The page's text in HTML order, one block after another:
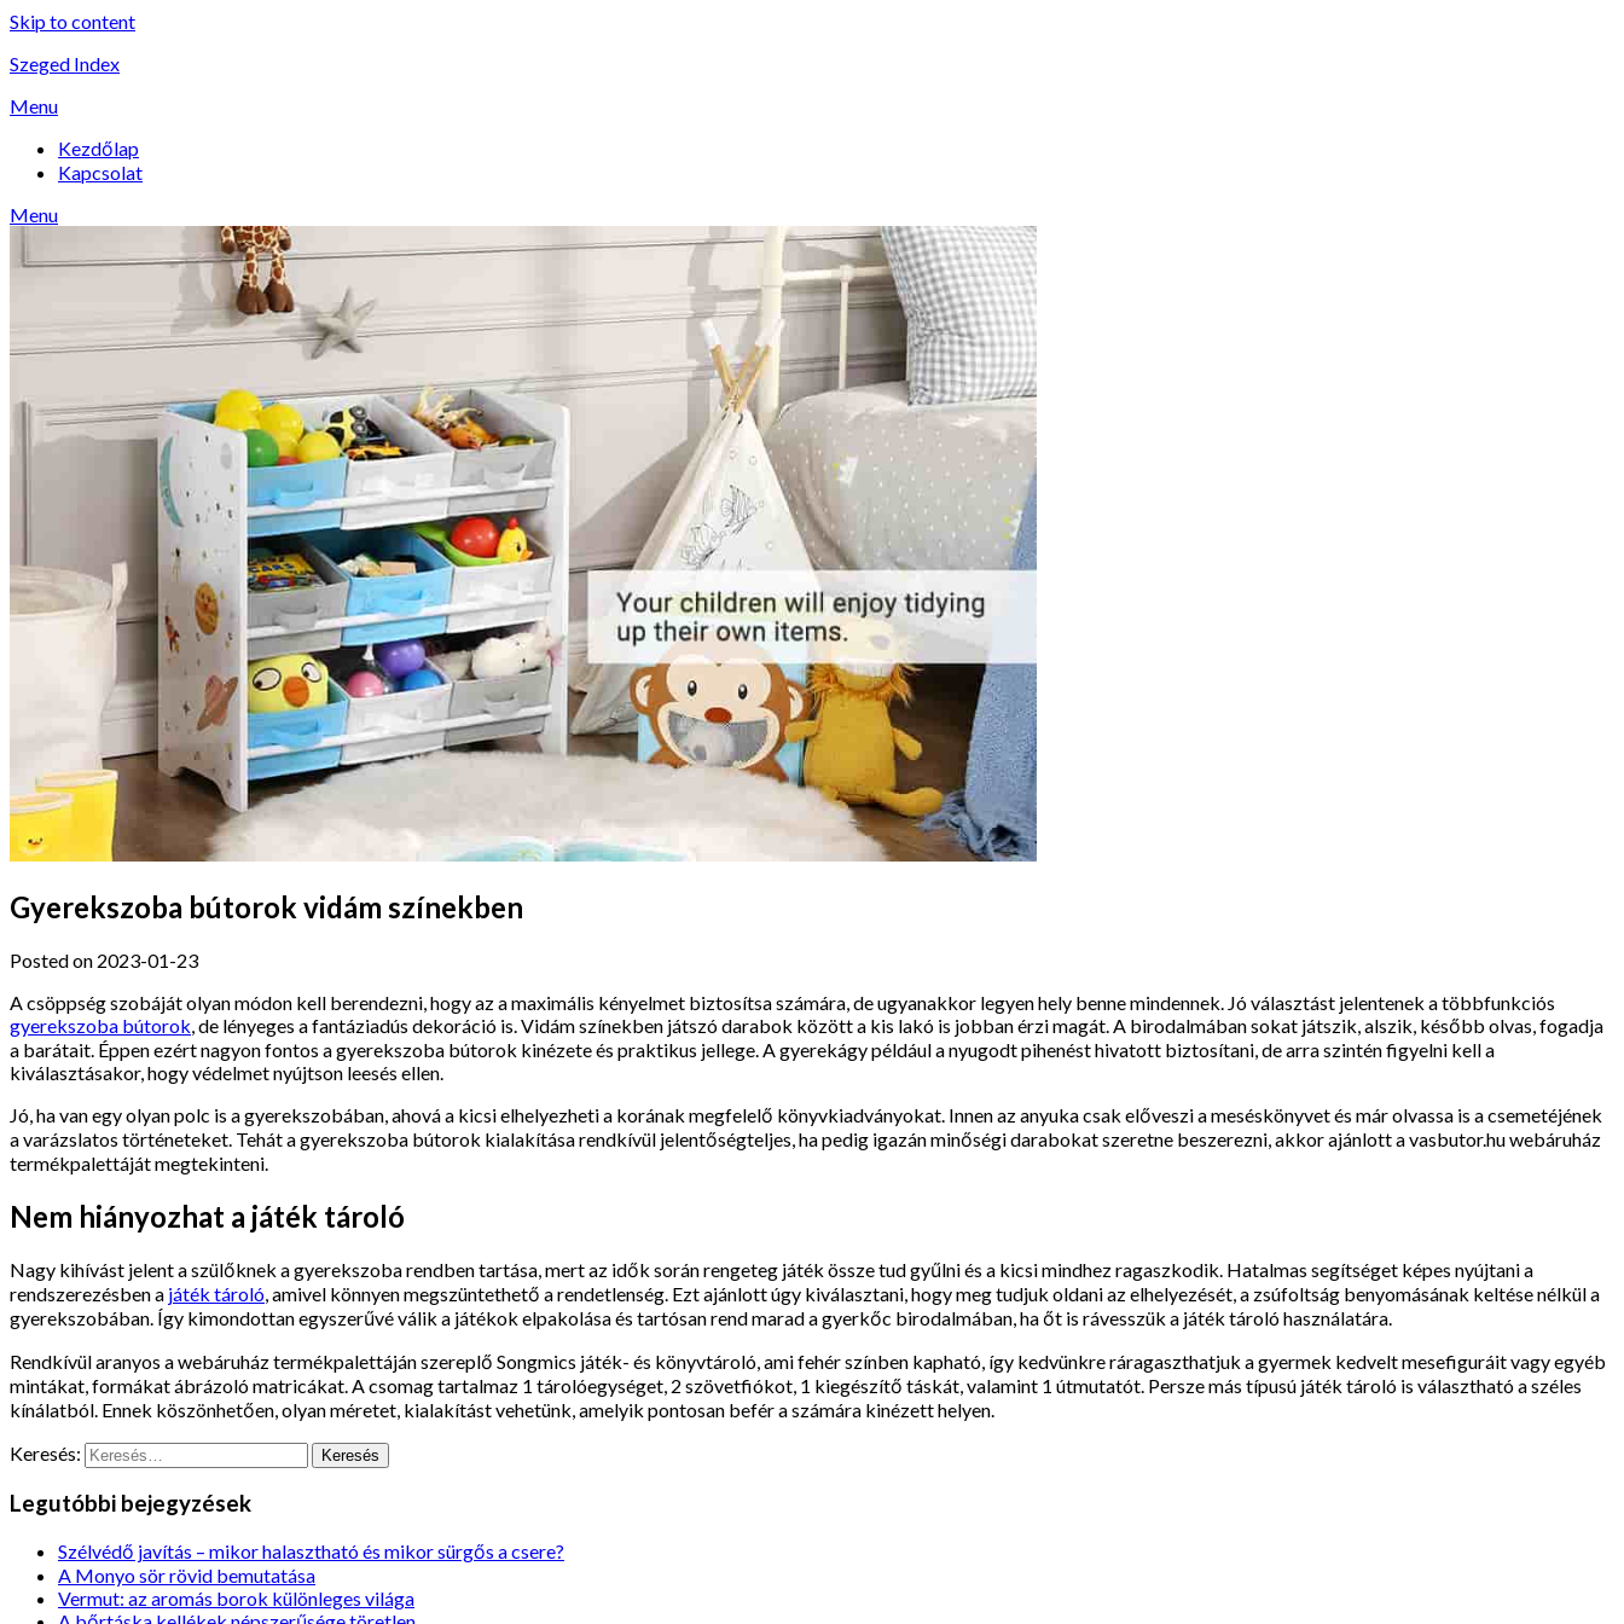
Skip to content
Szeged Index
Menu
Kezdőlap
Kapcsolat
Menu
Gyerekszoba bútorok vidám színekben
Posted on 2023-01-23
A csöppség szobáját olyan módon kell berendezni, hogy az a maximális kényelmet biztosítsa számára, de ugyanakkor legyen hely benne mindennek. Jó választást jelentenek a többfunkciós
gyerekszoba bútorok, de lényeges a fantáziadús dekoráció is. Vidám színekben játszó darabok között a kis lakó is jobban érzi magát. A birodalmában sokat játszik, alszik, később olvas, fogadja
a barátait. Éppen ezért nagyon fontos a gyerekszoba bútorok kinézete és praktikus jellege. A gyerekágy például a nyugodt pihenést hivatott biztosítani, de arra szintén figyelni kell a
kiválasztásakor, hogy védelmet nyújtson leesés ellen.
Jó, ha van egy olyan polc is a gyerekszobában, ahová a kicsi elhelyezheti a korának megfelelő könyvkiadványokat. Innen az anyuka csak előveszi a meséskönyvet és már olvassa is a csemetéjének
a varázslatos történeteket. Tehát a gyerekszoba bútorok kialakítása rendkívül jelentőségteljes, ha pedig igazán minőségi darabokat szeretne beszerezni, akkor ajánlott a vasbutor.hu webáruház
termékpalettáját megtekinteni.
Nem hiányozhat a játék tároló
Nagy kihívást jelent a szülőknek a gyerekszoba rendben tartása, mert az idők során rengeteg játék össze tud gyűlni és a kicsi mindhez ragaszkodik. Hatalmas segítséget képes nyújtani a
rendszerezésben a játék tároló , amivel könnyen megszüntethető a rendetlenség. Ezt ajánlott úgy kiválasztani, hogy meg tudjuk oldani az elhelyezését, a zsúfoltság benyomásának keltése nélkül a
gyerekszobában. Így kimondottan egyszerűvé válik a játékok elpakolása és tartósan rend marad a gyerkőc birodalmában, ha őt is rávesszük a játék tároló használatára.
Rendkívül aranyos a webáruház termékpalettáján szereplő Songmics játék- és könyvtároló, ami fehér színben kapható, így kedvünkre ráragaszthatjuk a gyermek kedvelt mesefiguráit vagy egyéb
mintákat, formákat ábrázoló matricákat. A csomag tartalmaz 1 tárolóegységet, 2 szövetfiókot, 1 kiegészítő táskát, valamint 1 útmutatót. Persze más típusú játék tároló is választható a széles
kínálatból. Ennek köszönhetően, olyan méretet, kialakítást vehetünk, amelyik pontosan befér a számára kinézett helyen.
Keresés:
Legutóbbi bejegyzések
Szélvédő javítás – mikor halasztható és mikor sürgős a csere?
A Monyo sör rövid bemutatása
Vermut: az aromás borok különleges világa